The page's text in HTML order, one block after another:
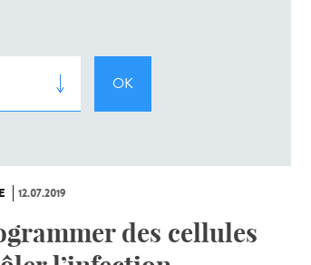
12.07.2019
des cellules